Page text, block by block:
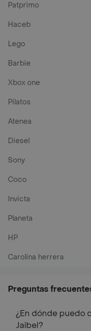
Patprimo
Haceb
Lego
Barbie
Xbox one
Pilatos
Atenea
Diesel
Sony
Coco
Invicta
Planeta
HP
Carolina herrera
Preguntas
¿En dónde puedo
Jaibel?